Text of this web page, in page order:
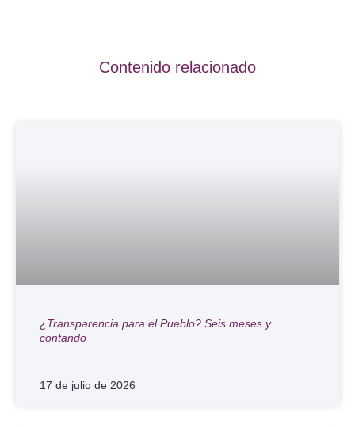
Contenido relacionado
¿Transparencia para el Pueblo? Seis meses y
contando
17 de julio de 2026